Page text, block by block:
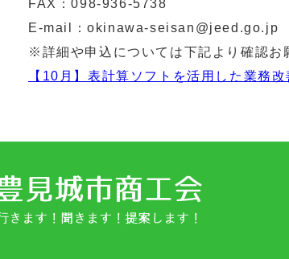
FAX：098-936-5738
E-mail：okinawa-seisan@jeed.go.jp
※詳細や申込については下記より確認お
【10月】表計算ソフトを活用した業務改